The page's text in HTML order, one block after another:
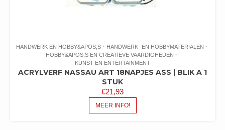
HANDWERK EN HOBBY&APOS;S
HANDWERK- EN HOBBYMATERIALEN
HOBBY&APOS;S EN CREATIEVE VAARDIGHEDEN
KUNST EN ENTERTAINMENT
ACRYLVERF NASSAU ART 18NAPJES ASS | BLIK A 1
STUK
€21,93
MEER INFO!